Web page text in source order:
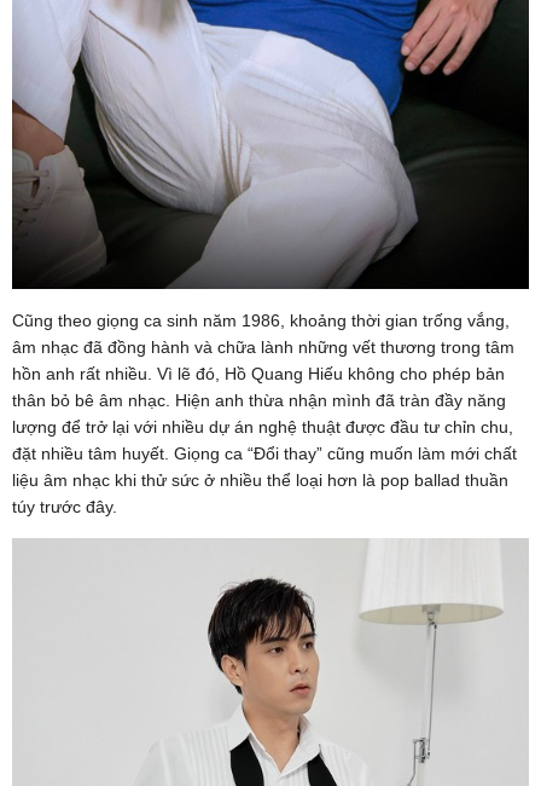
Cũng theo giọng ca sinh năm 1986, khoảng thời gian trống vắng,
âm nhạc đã đồng hành và chữa lành những vết thương trong tâm
hồn anh rất nhiều. Vì lẽ đó, Hồ Quang Hiếu không cho phép bản
thân bỏ bê âm nhạc. Hiện anh thừa nhận mình đã tràn đầy năng
lượng để trở lại với nhiều dự án nghệ thuật được đầu tư chỉn chu,
đặt nhiều tâm huyết. Giọng ca “Đổi thay” cũng muốn làm mới chất
liệu âm nhạc khi thử sức ở nhiều thể loại hơn là pop ballad thuần
túy trước đây.